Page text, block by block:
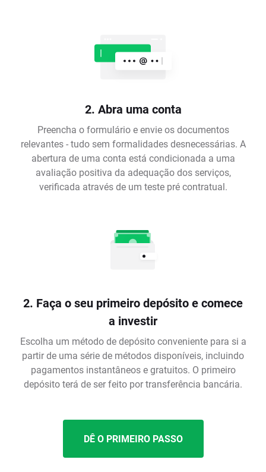
2. Abra uma conta
Preencha o formulário e envie os documentos
relevantes - tudo sem formalidades desnecessárias. A
abertura de uma conta está condicionada a uma
avaliação positiva da adequação dos serviços,
verificada através de um teste pré contratual.
2. Faça o seu primeiro depósito e comece
a investir
Escolha um método de depósito conveniente para si a
partir de uma série de métodos disponíveis, incluindo
pagamentos instantâneos e gratuitos. O primeiro
depósito terá de ser feito por transferência bancária.
DÊ O PRIMEIRO PASSO